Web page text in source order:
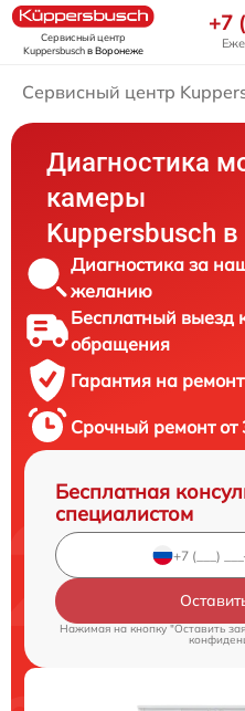
Сервисный центр
Kuppersbuschв Воронеже
+7
Сервисный центр
Диагностика
камеры
Kuppersbusch
Диагностика за
желанию
Бесплатный выезд
обращения
Гарантия на
Срочный ремонт от
Бесплатная
специалистом
Нажимая на кнопку "Оставить